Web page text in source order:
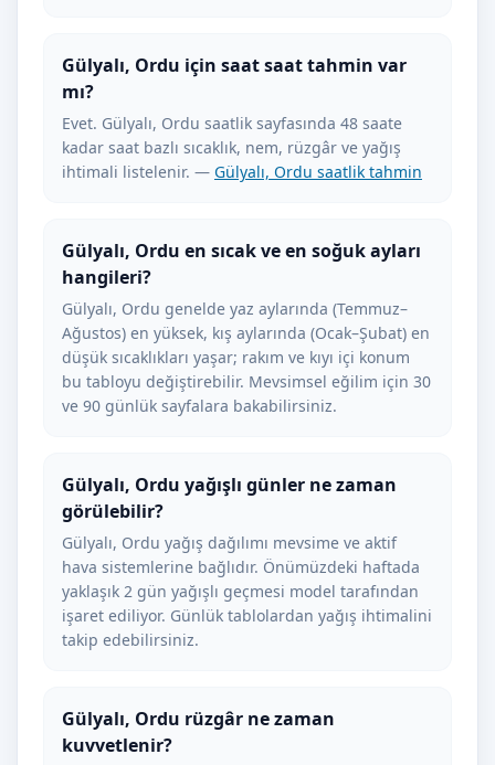
Gülyalı, Ordu için saat saat tahmin var
mı?
Evet. Gülyalı, Ordu saatlik sayfasında 48 saate
kadar saat bazlı sıcaklık, nem, rüzgâr ve yağış
ihtimali listelenir. — Gülyalı, Ordu saatlik tahmin
Gülyalı, Ordu en sıcak ve en soğuk ayları
hangileri?
Gülyalı, Ordu genelde yaz aylarında (Temmuz–
Ağustos) en yüksek, kış aylarında (Ocak–Şubat) en
düşük sıcaklıkları yaşar; rakım ve kıyı içi konum
bu tabloyu değiştirebilir. Mevsimsel eğilim için 30
ve 90 günlük sayfalara bakabilirsiniz.
Gülyalı, Ordu yağışlı günler ne zaman
görülebilir?
Gülyalı, Ordu yağış dağılımı mevsime ve aktif
hava sistemlerine bağlıdır. Önümüzdeki haftada
yaklaşık 2 gün yağışlı geçmesi model tarafından
işaret ediliyor. Günlük tablolardan yağış ihtimalini
takip edebilirsiniz.
Gülyalı, Ordu rüzgâr ne zaman
kuvvetlenir?